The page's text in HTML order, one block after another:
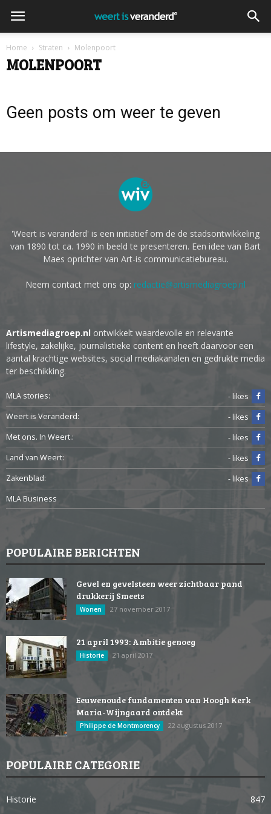
Home Straten Molenpoort
MOLENPOORT
Geen posts om weer te geven
'Weert is veranderd' is een initiatief om de de stadsontwikkeling
van 1890 tot ca. 1990 in beeld te presenteren. Een idee van Bart
Maes oprichter van Art-is communicatiebureau.
Neem contact met ons op: redactie@artismediagroep.nl
Artismediagroep.nl ontwikkelt waardevolle en relevante
lifestyle, zakelijke, journalistieke content en heeft daarvoor een
aantal krachtige websites, social mediakanalen en gedrukte media
ter beschikking.
MLA stories:
- likes
Weert is Veranderd:
- likes
Met ons. In Weert.:
- likes
Land van Weert:
- likes
Zakenblad:
- likes
MLA Business
POPULAIRE BERICHTEN
Gevel en gevelsteen weer zichtbaar pand
drukkerij Smeets
Wonen 27 november 2017
21 april 1993: Ambitie genoeg
Historie 21 april 2017
Eeuwenoude fundamenten van Hoogh Kerk
Maria-Wijngaard ontdekt
Philippe de Montmorency 22 augustus 2017
POPULAIRE CATEGORIE
Historie
847